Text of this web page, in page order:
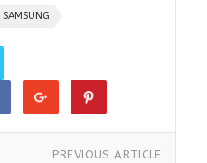
SAMSUNG
PREVIOUS ARTICLE